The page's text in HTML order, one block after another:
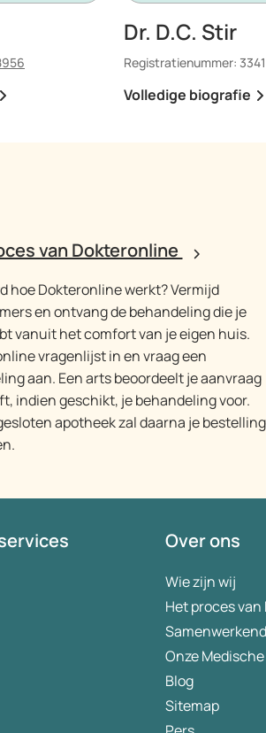
Dr. D.C. Stir
Registratienummer:
Volledige biografie
van Dokteronline
hoe Dokteronline werkt? Vermijd
en ontvang de behandeling die je
vanuit het comfort van je eigen huis.
vragenlijst in en vraag een
aan. Een arts beoordeelt je aanvraag
indien geschikt, je behandeling voor.
apotheek zal daarna je bestelling
Over ons
Wie zijn wij
Het proces
Onze
Blog
Sitemap